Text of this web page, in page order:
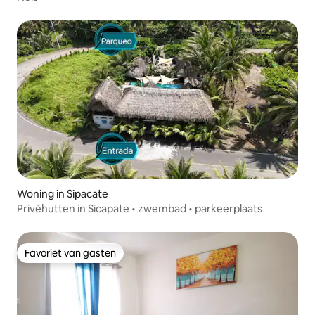
Woning in Sipacate
Privéhutten in Sicapate • zwembad • parkeerplaats
Favoriet van gasten
Favoriet van gasten